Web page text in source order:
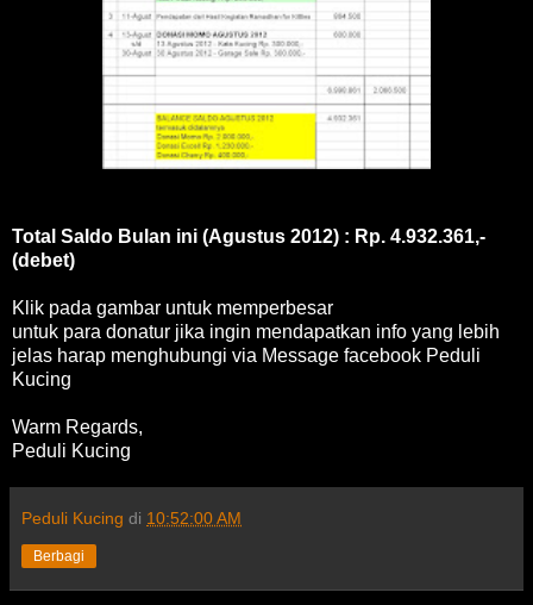
Total Saldo Bulan ini (Agustus 2012) : Rp. 4.932.361,-
(debet)
Klik pada gambar untuk memperbesar
untuk para donatur jika ingin mendapatkan info yang lebih
jelas harap menghubungi via Message facebook Peduli
Kucing
Warm Regards,
Peduli Kucing
Peduli Kucing di 10:52:00 AM
Berbagi